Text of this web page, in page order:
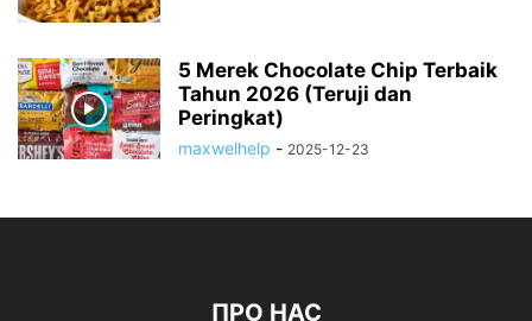
5 Merek Chocolate Chip Terbaik
Tahun 2026 (Teruji dan
Peringkat)
maxwelhelp - 2025-12-23
ПРО НАС